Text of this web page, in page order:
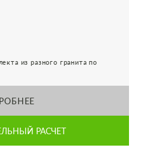
из разного гранита по
РАСЧЕТ